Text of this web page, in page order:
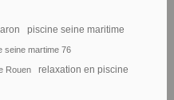
piscine seine maritime
seine martime 76
Rouen relaxation en piscine